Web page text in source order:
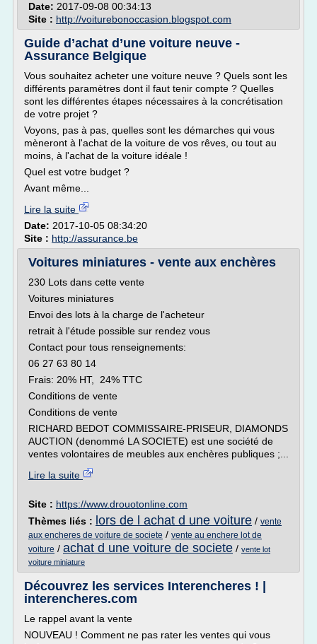
Date: 2017-09-08 00:34:13
Site : http://voiturebonoccasion.blogspot.com
Guide d’achat d’une voiture neuve -
Assurance Belgique
Vous souhaitez acheter une voiture neuve ? Quels sont les
différents paramètres dont il faut tenir compte ? Quelles
sont les différentes étapes nécessaires à la concrétisation
de votre projet ?
Voyons, pas à pas, quelles sont les démarches qui vous
mèneront à l'achat de la voiture de vos rêves, ou tout au
moins, à l'achat de la voiture idéale !
Quel est votre budget ?
Avant même...
Lire la suite
Date: 2017-10-05 08:34:20
Site : http://assurance.be
Voitures miniatures - vente aux enchères
230 Lots dans cette vente
Voitures miniatures
Envoi des lots à la charge de l'acheteur
retrait à l'étude possible sur rendez vous
Contact pour tous renseignements:
06 27 63 80 14
Frais: 20% HT, 24% TTC
Conditions de vente
Conditions de vente
RICHARD BEDOT COMMISSAIRE-PRISEUR, DIAMONDS
AUCTION (denommé LA SOCIETE) est une société de
ventes volontaires de meubles aux enchères publiques ;...
Lire la suite
Site : https://www.drouotonline.com
Thèmes liés : lors de l achat d une voiture / vente
aux encheres de voiture de societe / vente au enchere lot de
voiture / achat d une voiture de societe / vente lot
voiture miniature
Découvrez les services Interencheres ! |
interencheres.com
Le rappel avant la vente
NOUVEAU ! Comment ne pas rater les ventes qui vous